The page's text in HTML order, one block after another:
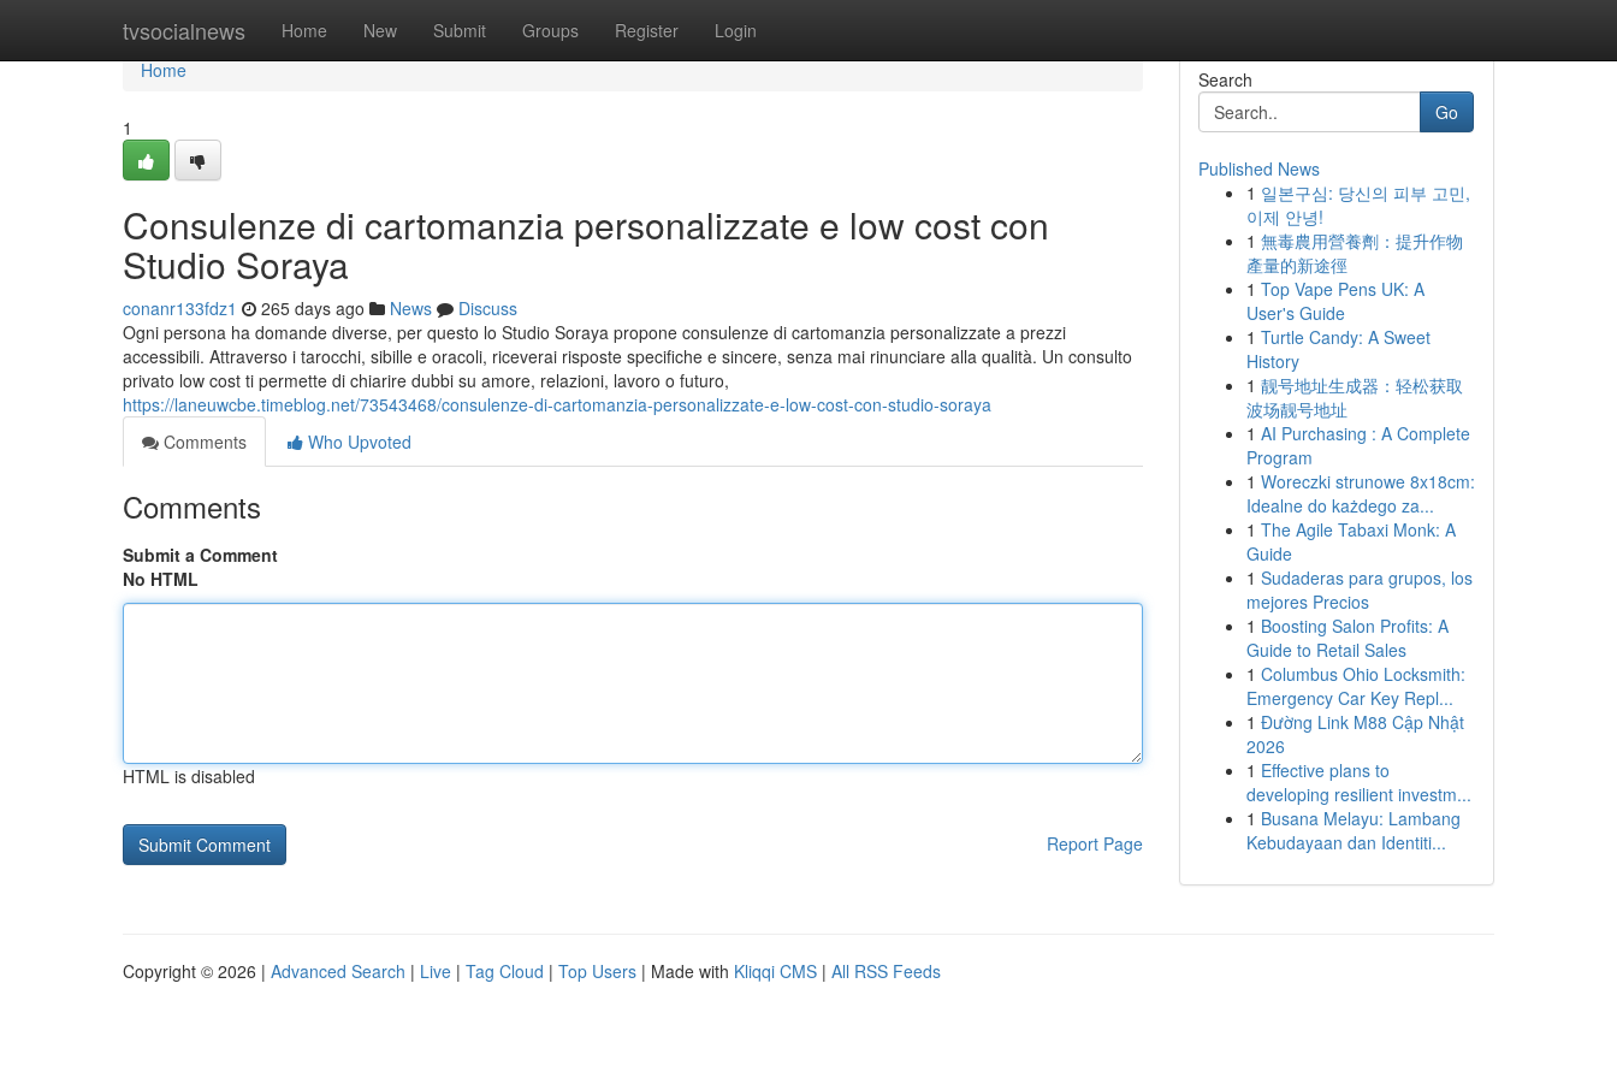
tvsocialnews Home New Submit Groups Register Login
Home
Home
1
Consulenze di cartomanzia personalizzate e low cost con
Studio Soraya
conanr133fdz1 265 days ago News
Discuss
Ogni persona ha domande diverse, per questo lo Studio Soraya propone consulenze di cartomanzia personalizzate a prezzi
accessibili. Attraverso i tarocchi, sibille e oracoli, riceverai risposte specifiche e sincere, senza mai rinunciare alla qualità. Un consulto
privato low cost ti permette di chiarire dubbi su amore, relazioni, lavoro o futuro,
https://laneuwcbe.timeblog.net/73543468/consulenze-di-cartomanzia-personalizzate-e-low-cost-con-studio-soraya
Comments
Who Upvoted
Comments
Submit a Comment
No HTML
HTML is disabled
Report Page
Search
Go
Published News
1 일본구심: 당신의 피부 고민,
이제 안녕!
1 無毒農用營養劑：提升作物
產量的新途徑
1 Top Vape Pens UK: A
User's Guide
1 Turtle Candy: A Sweet
History
1 靓号地址生成器：轻松获取
波场靓号地址
1 AI Purchasing : A Complete
Program
1 Woreczki strunowe 8x18cm:
Idealne do każdego za...
1 The Agile Tabaxi Monk: A
Guide
1 Sudaderas para grupos, los
mejores Precios
1 Boosting Salon Profits: A
Guide to Retail Sales
1 Columbus Ohio Locksmith:
Emergency Car Key Repl...
1 Đường Link M88 Cập Nhật
2026
1 Effective plans to
developing resilient investm...
1 Busana Melayu: Lambang
Kebudayaan dan Identiti...
Copyright © 2026 | Advanced Search | Live | Tag Cloud | Top Users | Made with Kliqqi CMS | All RSS Feeds